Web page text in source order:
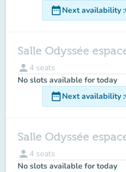
date_rangeNext availability:
Salle Odyssée
person 4 seats
No slots available for today
date_rangeNext availability:
Salle Odyssée
person 4 seats
No slots available for today